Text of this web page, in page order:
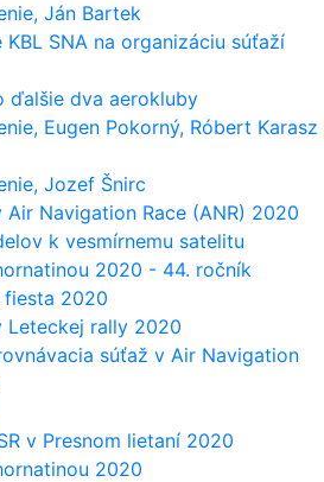
Ján Bartek
SNA na organizáciu súťaží
ďalšie dva aerokluby
Eugen Pokorný, Róbert Karasz
Jozef Šnirc
Air Navigation Race (ANR) 2020
k vesmírnemu satelitu
2020 - 44. ročník
fiesta 2020
Leteckej rally 2020
súťaž v Air Navigation
v Presnom lietaní 2020
2020